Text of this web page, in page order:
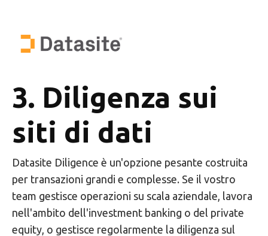
3. Diligenza sui
siti di dati
Datasite Diligence è un'opzione pesante costruita
per transazioni grandi e complesse. Se il vostro
team gestisce operazioni su scala aziendale, lavora
nell'ambito dell'investment banking o del private
equity, o gestisce regolarmente la diligenza sul